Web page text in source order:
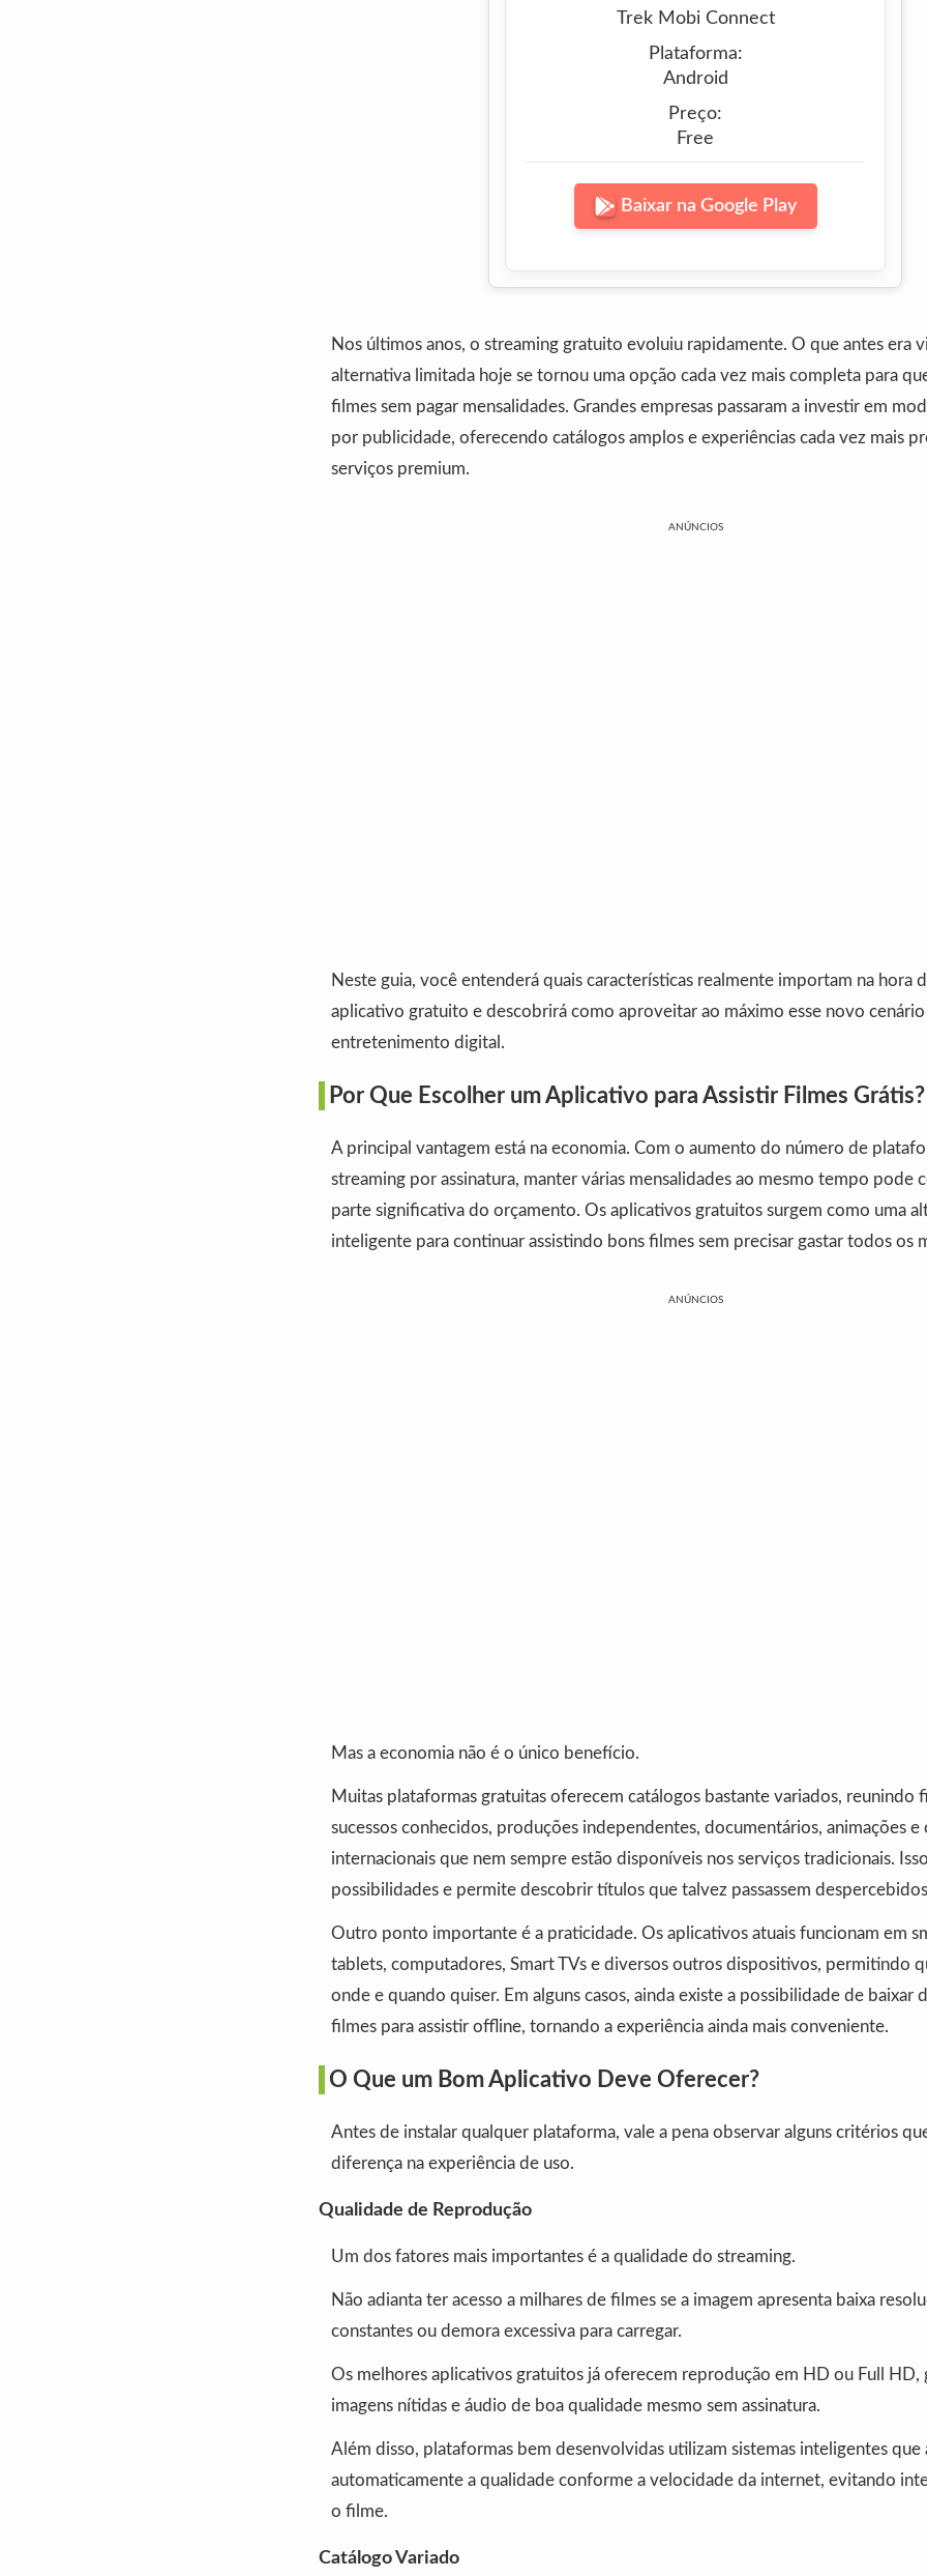
Trek Mobi Connect
Plataforma:
Android
Preço:
Free
Baixar na Google Play
Nos últimos anos, o streaming gratuito evoluiu rapidamente. O que antes era
alternativa limitada hoje se tornou uma opção cada vez mais completa para
filmes sem pagar mensalidades. Grandes empresas passaram a investir em
por publicidade, oferecendo catálogos amplos e experiências cada vez mais
serviços premium.
ANÚNCIOS
Neste guia, você entenderá quais características realmente importam na hora
aplicativo gratuito e descobrirá como aproveitar ao máximo esse novo
entretenimento digital.
Por Que Escolher um Aplicativo para Assistir Filmes Grátis?
A principal vantagem está na economia. Com o aumento do número de
streaming por assinatura, manter várias mensalidades ao mesmo tempo pode
parte significativa do orçamento. Os aplicativos gratuitos surgem como uma
inteligente para continuar assistindo bons filmes sem precisar gastar todos os
ANÚNCIOS
Mas a economia não é o único benefício.
Muitas plataformas gratuitas oferecem catálogos bastante variados, reunindo
sucessos conhecidos, produções independentes, documentários, animações e
internacionais que nem sempre estão disponíveis nos serviços tradicionais.
possibilidades e permite descobrir títulos que talvez passassem
Outro ponto importante é a praticidade. Os aplicativos atuais funcionam em
tablets, computadores, Smart TVs e diversos outros dispositivos, permitindo
onde e quando quiser. Em alguns casos, ainda existe a possibilidade de baixar
filmes para assistir offline, tornando a experiência ainda mais conveniente.
O Que um Bom Aplicativo Deve Oferecer?
Antes de instalar qualquer plataforma, vale a pena observar alguns critérios
diferença na experiência de uso.
Qualidade de Reprodução
Um dos fatores mais importantes é a qualidade do streaming.
Não adianta ter acesso a milhares de filmes se a imagem apresenta baixa
constantes ou demora excessiva para carregar.
Os melhores aplicativos gratuitos já oferecem reprodução em HD ou Full HD,
imagens nítidas e áudio de boa qualidade mesmo sem assinatura.
Além disso, plataformas bem desenvolvidas utilizam sistemas inteligentes que
automaticamente a qualidade conforme a velocidade da internet, evitando
o filme.
Catálogo Variado